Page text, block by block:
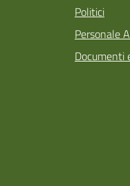
Politici
Personale
Documenti